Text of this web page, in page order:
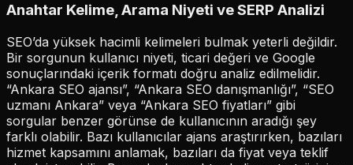
Anahtar Kelime, Arama Niyeti ve SERP Analizi
SEO’da yüksek hacimli kelimeleri bulmak yeterli değildir.
Bir sorgunun kullanıcı niyeti, ticari değeri ve Google
sonuçlarındaki içerik formatı doğru analiz edilmelidir.
“Ankara SEO ajansı”, “Ankara SEO danışmanlığı”, “SEO
uzmanı Ankara” veya “Ankara SEO fiyatları” gibi
sorgular benzer görünse de kullanıcının aradığı şey
farklı olabilir. Bazı kullanıcılar ajans araştırırken, bazıları
hizmet kapsamını anlamak, bazıları da fiyat veya teklif